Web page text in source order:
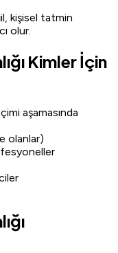
kişisel tatmin
olur.
Kimler İçin
aşamasında
olanlar)